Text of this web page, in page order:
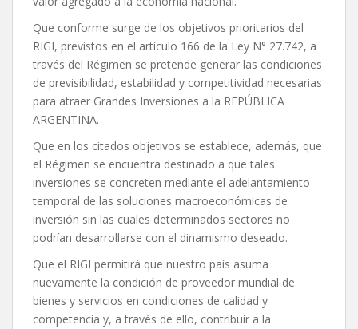
Que conforme surge de los objetivos prioritarios del
RIGI, previstos en el artículo 166 de la Ley N° 27.742, a
través del Régimen se pretende generar las condiciones
de previsibilidad, estabilidad y competitividad necesarias
para atraer Grandes Inversiones a la REPÚBLICA
ARGENTINA.
Que en los citados objetivos se establece, además, que
el Régimen se encuentra destinado a que tales
inversiones se concreten mediante el adelantamiento
temporal de las soluciones macroeconómicas de
inversión sin las cuales determinados sectores no
podrían desarrollarse con el dinamismo deseado.
Que el RIGI permitirá que nuestro país asuma
nuevamente la condición de proveedor mundial de
bienes y servicios en condiciones de calidad y
competencia y, a través de ello, contribuir a la